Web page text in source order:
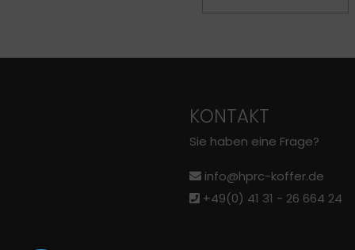
KONTAKT
Sie haben eine Frage?
info@hprc-koffer.de
+49(0) 41 31 - 26 664 24